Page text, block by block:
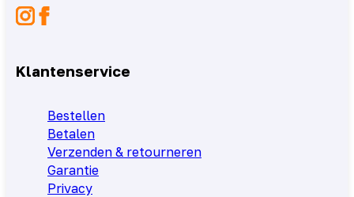
Klantenservice
Bestellen
Betalen
Verzenden & retourneren
Garantie
Privacy